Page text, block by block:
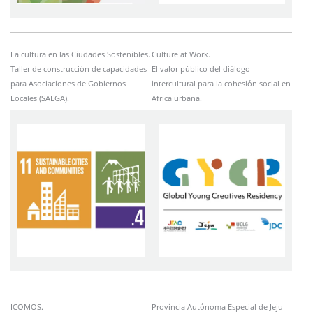
La cultura en las Ciudades Sostenibles.
Taller de construcción de capacidades
para Asociaciones de Gobiernos
Locales (SALGA).
Culture at Work.
El valor público del diálogo
intercultural para la cohesión social en
Africa urbana.
ICOMOS. Provincia Autónoma Especial de Jeju